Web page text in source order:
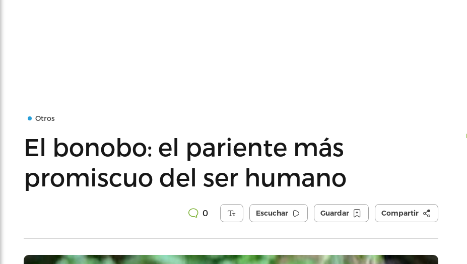
Otros
El bonobo: el pariente más
promiscuo del ser humano
0 Escuchar Guardar Compartir